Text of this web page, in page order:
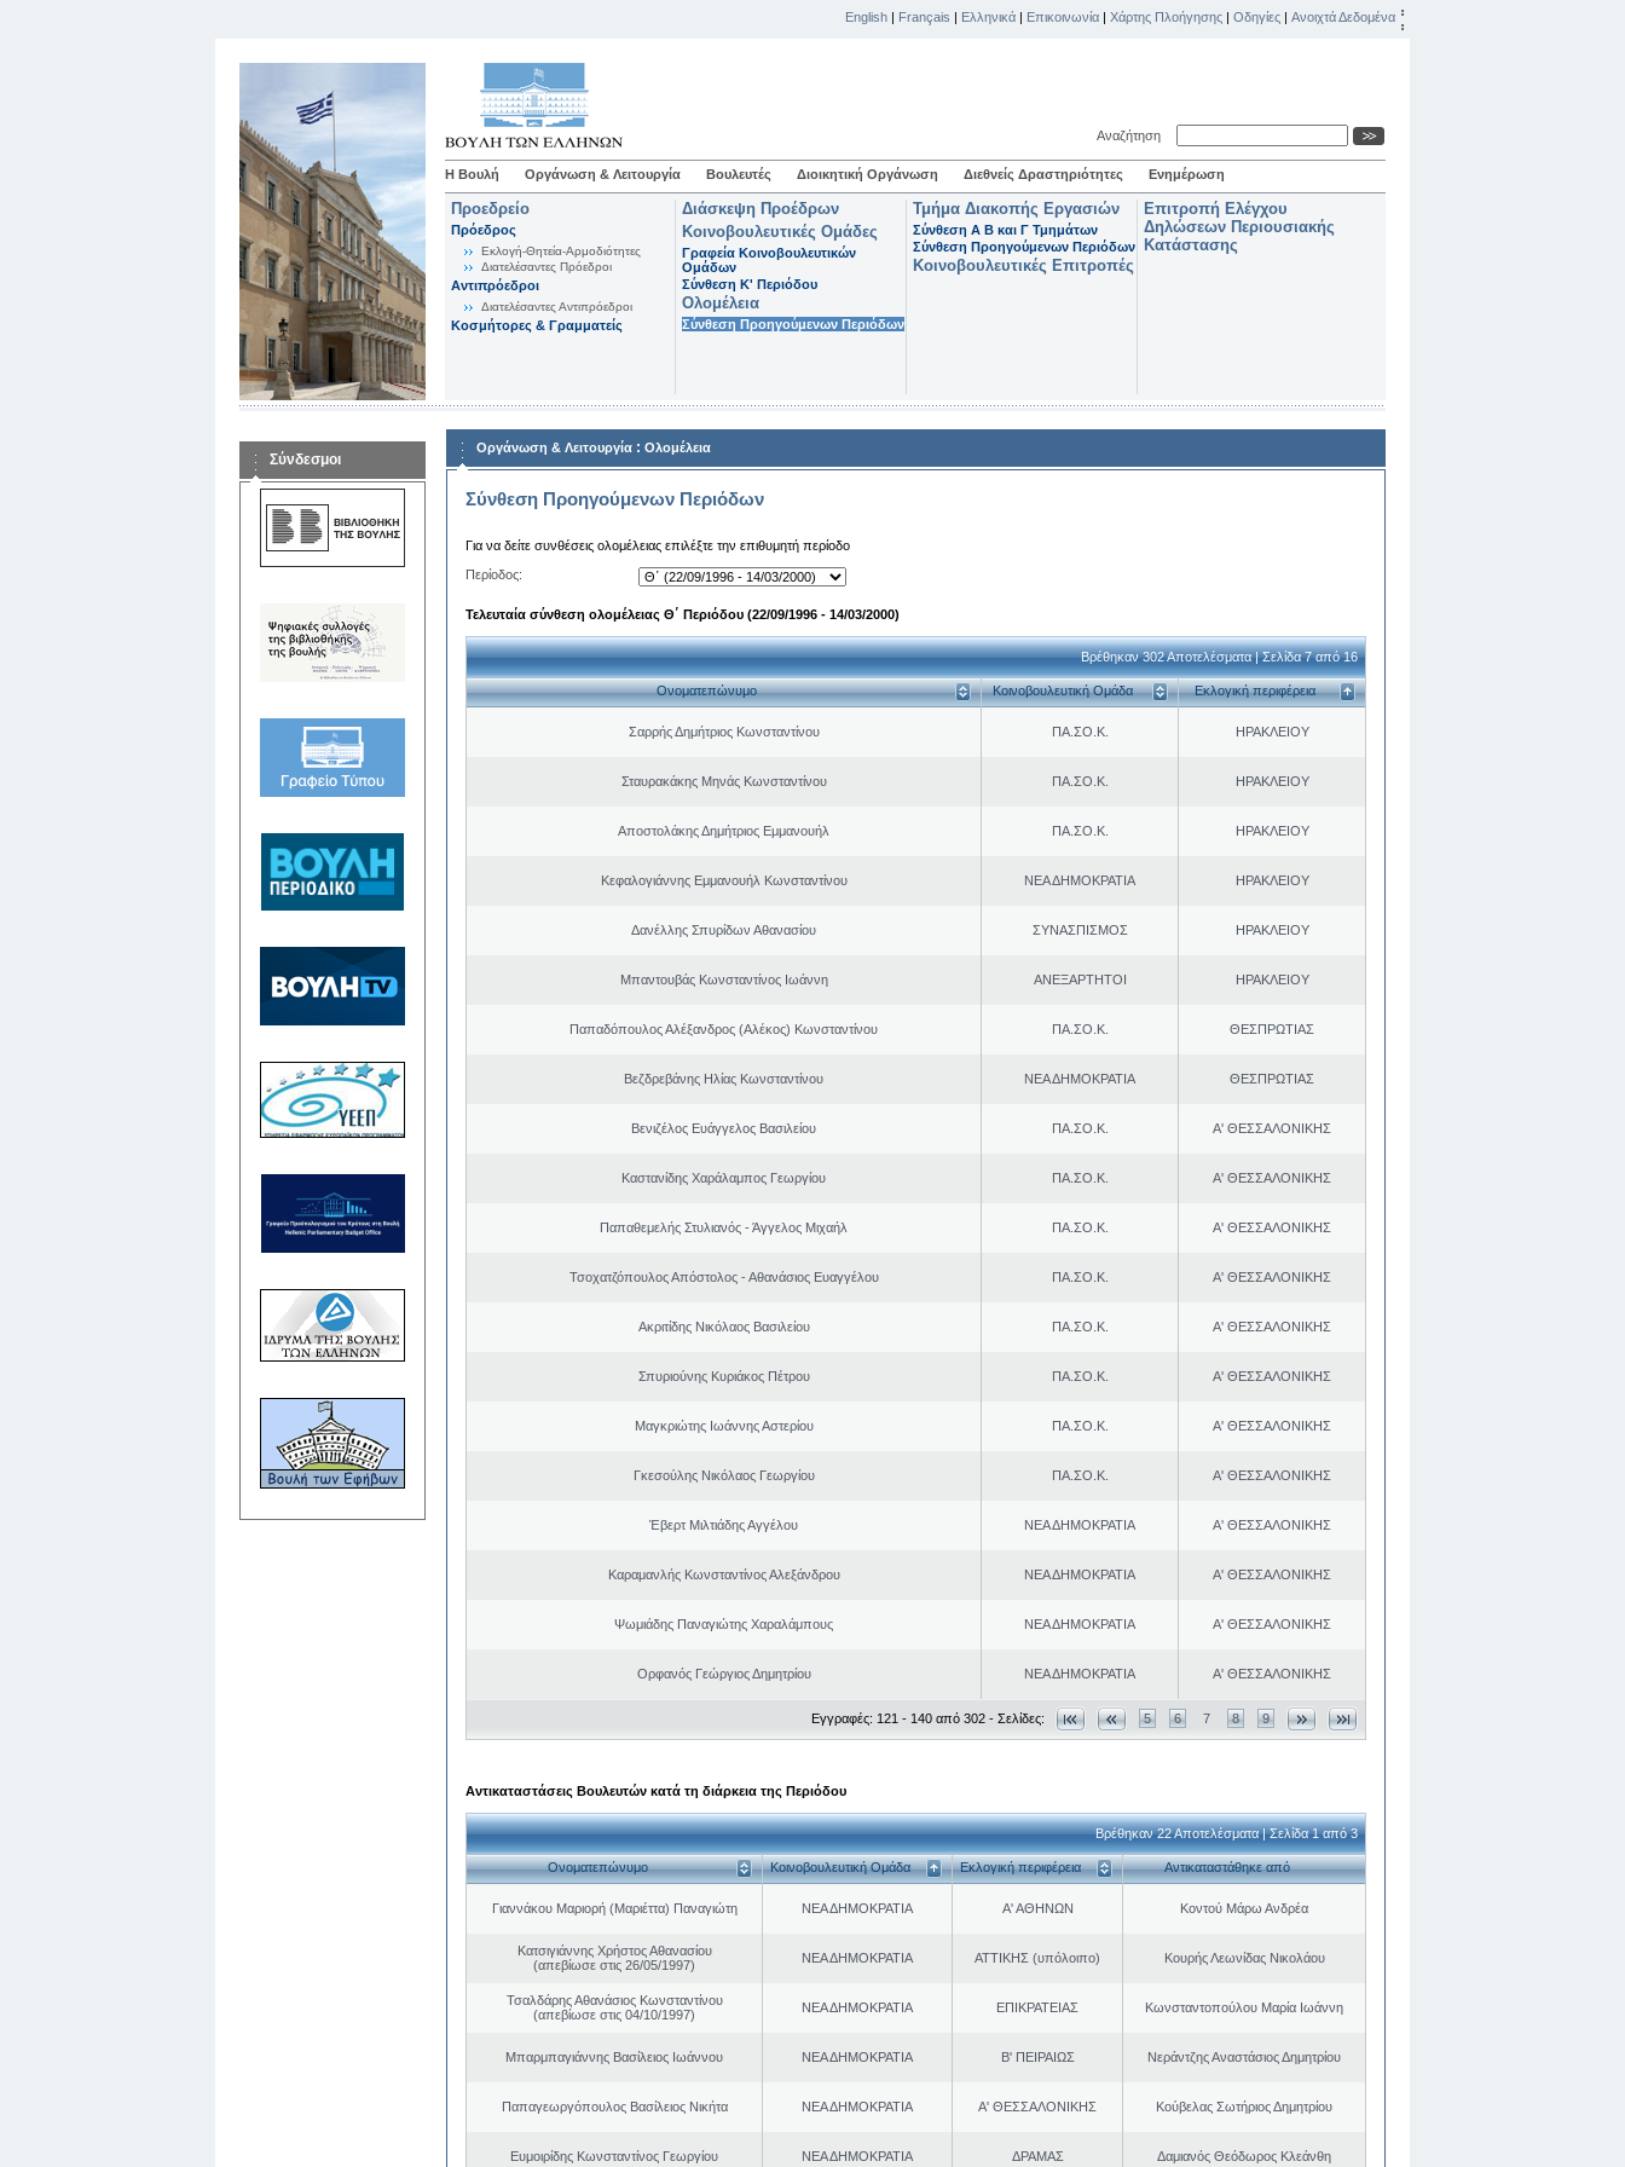
English | Français | Ελληνικά | Επικοινωνία | Χάρτης Πλοήγησης | Οδηγίες | Ανοιχτά Δεδομένα
Αναζήτηση
Η Βουλή Οργάνωση & Λειτουργία Βουλευτές Διοικητική Οργάνωση Διεθνείς Δραστηριότητες Ενημέρωση
Προεδρείο
Πρόεδρος
Εκλογή-Θητεία-Αρμοδιότητες
Διατελέσαντες Πρόεδροι
Αντιπρόεδροι
Διατελέσαντες Αντιπρόεδροι
Κοσμήτορες & Γραμματείς
Διάσκεψη Προέδρων
Κοινοβουλευτικές Ομάδες
Γραφεία Κοινοβουλευτικών
Ομάδων
Σύνθεση K' Περιόδου
Ολομέλεια
Σύνθεση Προηγούμενων Περιόδων
Τμήμα Διακοπής Εργασιών
Σύνθεση Α Β και Γ Τμημάτων
Σύνθεση Προηγούμενων Περιόδων
Κοινοβουλευτικές Επιτροπές
Επιτροπή Ελέγχου
Δηλώσεων Περιουσιακής
Κατάστασης
Σύνδεσμοι
Οργάνωση & Λειτουργία : Ολομέλεια
Σύνθεση Προηγούμενων Περιόδων
Για να δείτε συνθέσεις ολομέλειας επιλέξτε την επιθυμητή περίοδο
Περίοδος:
Τελευταία σύνθεση ολομέλειας Θ΄ Περιόδου (22/09/1996 - 14/03/2000)
Βρέθηκαν 302 Αποτελέσματα | Σελίδα 7 από 16
Ονοματεπώνυμο Κοινοβουλευτική Ομάδα Εκλογική περιφέρεια
Σαρρής Δημήτριος Κωνσταντίνου ΠΑ.ΣΟ.Κ. ΗΡΑΚΛΕΙΟΥ
Σταυρακάκης Μηνάς Κωνσταντίνου ΠΑ.ΣΟ.Κ. ΗΡΑΚΛΕΙΟΥ
Αποστολάκης Δημήτριος Εμμανουήλ ΠΑ.ΣΟ.Κ. ΗΡΑΚΛΕΙΟΥ
Κεφαλογιάννης Εμμανουήλ Κωνσταντίνου ΝΕΑ ΔΗΜΟΚΡΑΤΙΑ ΗΡΑΚΛΕΙΟΥ
Δανέλλης Σπυρίδων Αθανασίου ΣΥΝΑΣΠΙΣΜΟΣ ΗΡΑΚΛΕΙΟΥ
Μπαντουβάς Κωνσταντίνος Ιωάννη ΑΝΕΞΑΡΤΗΤΟΙ ΗΡΑΚΛΕΙΟΥ
Παπαδόπουλος Αλέξανδρος (Αλέκος) Κωνσταντίνου ΠΑ.ΣΟ.Κ. ΘΕΣΠΡΩΤΙΑΣ
Βεζδρεβάνης Ηλίας Κωνσταντίνου ΝΕΑ ΔΗΜΟΚΡΑΤΙΑ ΘΕΣΠΡΩΤΙΑΣ
Βενιζέλος Ευάγγελος Βασιλείου ΠΑ.ΣΟ.Κ. Α' ΘΕΣΣΑΛΟΝΙΚΗΣ
Καστανίδης Χαράλαμπος Γεωργίου ΠΑ.ΣΟ.Κ. Α' ΘΕΣΣΑΛΟΝΙΚΗΣ
Παπαθεμελής Στυλιανός - Άγγελος Μιχαήλ ΠΑ.ΣΟ.Κ. Α' ΘΕΣΣΑΛΟΝΙΚΗΣ
Τσοχατζόπουλος Απόστολος - Αθανάσιος Ευαγγέλου ΠΑ.ΣΟ.Κ. Α' ΘΕΣΣΑΛΟΝΙΚΗΣ
Ακριτίδης Νικόλαος Βασιλείου ΠΑ.ΣΟ.Κ. Α' ΘΕΣΣΑΛΟΝΙΚΗΣ
Σπυριούνης Κυριάκος Πέτρου ΠΑ.ΣΟ.Κ. Α' ΘΕΣΣΑΛΟΝΙΚΗΣ
Μαγκριώτης Ιωάννης Αστερίου ΠΑ.ΣΟ.Κ. Α' ΘΕΣΣΑΛΟΝΙΚΗΣ
Γκεσούλης Νικόλαος Γεωργίου ΠΑ.ΣΟ.Κ. Α' ΘΕΣΣΑΛΟΝΙΚΗΣ
Έβερτ Μιλτιάδης Αγγέλου ΝΕΑ ΔΗΜΟΚΡΑΤΙΑ Α' ΘΕΣΣΑΛΟΝΙΚΗΣ
Καραμανλής Κωνσταντίνος Αλεξάνδρου ΝΕΑ ΔΗΜΟΚΡΑΤΙΑ Α' ΘΕΣΣΑΛΟΝΙΚΗΣ
Ψωμιάδης Παναγιώτης Χαραλάμπους ΝΕΑ ΔΗΜΟΚΡΑΤΙΑ Α' ΘΕΣΣΑΛΟΝΙΚΗΣ
Ορφανός Γεώργιος Δημητρίου ΝΕΑ ΔΗΜΟΚΡΑΤΙΑ Α' ΘΕΣΣΑΛΟΝΙΚΗΣ
Εγγραφές: 121 - 140 από 302 - Σελίδες: 5 6 7 8 9
Αντικαταστάσεις Βουλευτών κατά τη διάρκεια της Περιόδου
Βρέθηκαν 22 Αποτελέσματα | Σελίδα 1 από 3
Ονοματεπώνυμο Κοινοβουλευτική Ομάδα Εκλογική περιφέρεια Αντικαταστάθηκε από
Γιαννάκου Μαριορή (Μαριέττα) Παναγιώτη ΝΕΑ ΔΗΜΟΚΡΑΤΙΑ Α' ΑΘΗΝΩΝ Κοντού Μάρω Ανδρέα
Κατσιγιάννης Χρήστος Αθανασίου
(απεβίωσε στις 26/05/1997)
ΝΕΑ ΔΗΜΟΚΡΑΤΙΑ ΑΤΤΙΚΗΣ (υπόλοιπο) Κουρής Λεωνίδας Νικολάου
Τσαλδάρης Αθανάσιος Κωνσταντίνου
(απεβίωσε στις 04/10/1997)
ΝΕΑ ΔΗΜΟΚΡΑΤΙΑ ΕΠΙΚΡΑΤΕΙΑΣ Κωνσταντοπούλου Μαρία Ιωάννη
Μπαρμπαγιάννης Βασίλειος Ιωάννου ΝΕΑ ΔΗΜΟΚΡΑΤΙΑ Β' ΠΕΙΡΑΙΩΣ Νεράντζης Αναστάσιος Δημητρίου
Παπαγεωργόπουλος Βασίλειος Νικήτα ΝΕΑ ΔΗΜΟΚΡΑΤΙΑ Α' ΘΕΣΣΑΛΟΝΙΚΗΣ Κούβελας Σωτήριος Δημητρίου
Ευμοιρίδης Κωνσταντίνος Γεωργίου ΝΕΑ ΔΗΜΟΚΡΑΤΙΑ ΔΡΑΜΑΣ Δαμιανός Θεόδωρος Κλεάνθη